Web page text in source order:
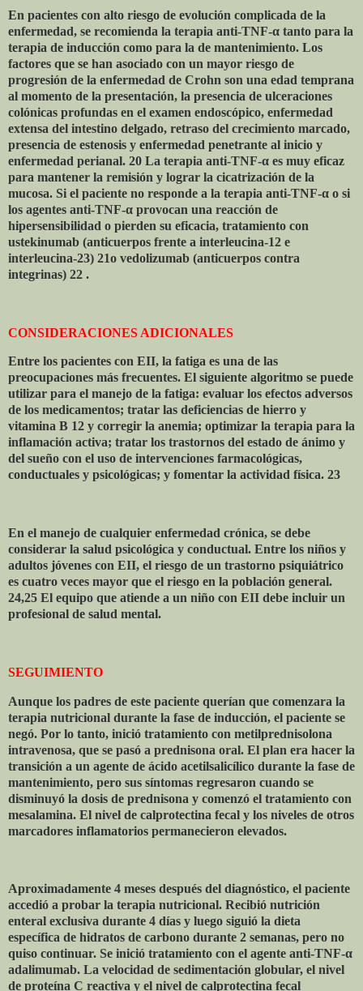
En pacientes con alto riesgo de evolución complicada de la
enfermedad, se recomienda la terapia anti-TNF-α tanto para la
terapia de inducción como para la de mantenimiento. Los
factores que se han asociado con un mayor riesgo de
progresión de la enfermedad de Crohn son una edad temprana
al momento de la presentación, la presencia de ulceraciones
colónicas profundas en el examen endoscópico, enfermedad
extensa del intestino delgado, retraso del crecimiento marcado,
presencia de estenosis y enfermedad penetrante al inicio y
enfermedad perianal. 20 La terapia anti-TNF-α es muy eficaz
para mantener la remisión y lograr la cicatrización de la
mucosa. Si el paciente no responde a la terapia anti-TNF-α o si
los agentes anti-TNF-α provocan una reacción de
hipersensibilidad o pierden su eficacia, tratamiento con
ustekinumab (anticuerpos frente a interleucina-12 e
interleucina-23) 21o vedolizumab (anticuerpos contra
integrinas) 22 .
CONSIDERACIONES ADICIONALES
Entre los pacientes con EII, la fatiga es una de las
preocupaciones más frecuentes. El siguiente algoritmo se puede
utilizar para el manejo de la fatiga: evaluar los efectos adversos
de los medicamentos; tratar las deficiencias de hierro y
vitamina B 12 y corregir la anemia; optimizar la terapia para la
inflamación activa; tratar los trastornos del estado de ánimo y
del sueño con el uso de intervenciones farmacológicas,
conductuales y psicológicas; y fomentar la actividad física. 23
En el manejo de cualquier enfermedad crónica, se debe
considerar la salud psicológica y conductual. Entre los niños y
adultos jóvenes con EII, el riesgo de un trastorno psiquiátrico
es cuatro veces mayor que el riesgo en la población general.
24,25 El equipo que atiende a un niño con EII debe incluir un
profesional de salud mental.
SEGUIMIENTO
Aunque los padres de este paciente querían que comenzara la
terapia nutricional durante la fase de inducción, el paciente se
negó. Por lo tanto, inició tratamiento con metilprednisolona
intravenosa, que se pasó a prednisona oral. El plan era hacer la
transición a un agente de ácido acetilsalicílico durante la fase de
mantenimiento, pero sus síntomas regresaron cuando se
disminuyó la dosis de prednisona y comenzó el tratamiento con
mesalamina. El nivel de calprotectina fecal y los niveles de otros
marcadores inflamatorios permanecieron elevados.
Aproximadamente 4 meses después del diagnóstico, el paciente
accedió a probar la terapia nutricional. Recibió nutrición
enteral exclusiva durante 4 días y luego siguió la dieta
específica de hidratos de carbono durante 2 semanas, pero no
quiso continuar. Se inició tratamiento con el agente anti-TNF-α
adalimumab. La velocidad de sedimentación globular, el nivel
de proteína C reactiva y el nivel de calprotectina fecal